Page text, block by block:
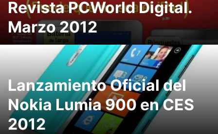
Revista PCWorld Digital.
Marzo 2012
Lanzamiento Oficial del
Nokia Lumia 900 en CES
2012